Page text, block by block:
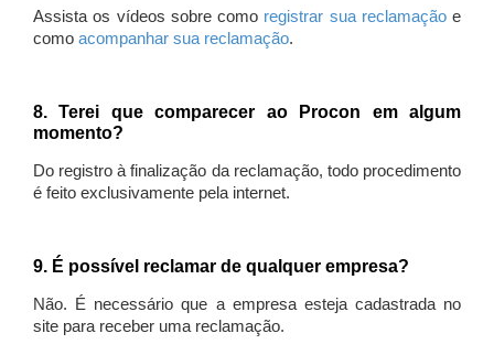
Assista os vídeos sobre como registrar sua reclamaçãoe
como acompanhar sua reclamação.
8. Terei que comparecer ao Procon em algum
momento?
Do registro à finalização da reclamação, todo procedimento
é feito exclusivamente pela internet.
9. É possível reclamar de qualquer empresa?
Não. É necessário que a empresa esteja cadastrada no
site para receber uma reclamação.